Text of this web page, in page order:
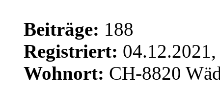
Beiträge: 188
Registriert:
Wohnort: CH-8820